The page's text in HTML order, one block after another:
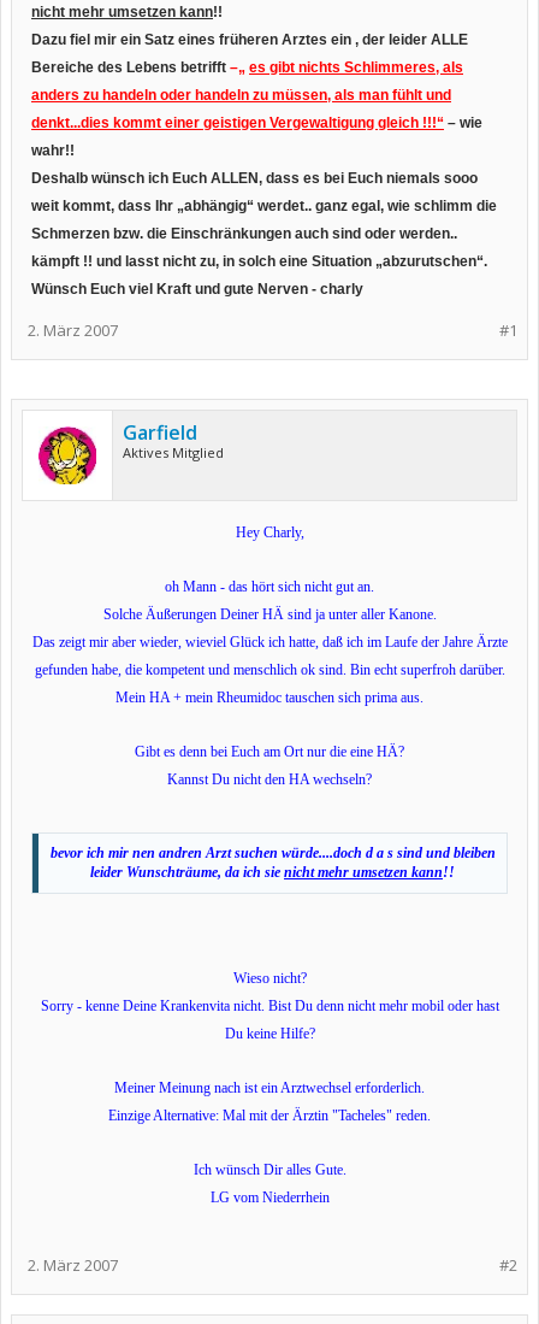
nicht mehr umsetzen kann!!
Dazu fiel mir ein Satz eines früheren Arztes ein , der leider ALLE
Bereiche des Lebens betrifft –„ es gibt nichts Schlimmeres, als
anders zu handeln oder handeln zu müssen, als man fühlt und
denkt...dies kommt einer geistigen Vergewaltigung gleich !!!“ – wie
wahr!!
Deshalb wünsch ich Euch ALLEN, dass es bei Euch niemals sooo
weit kommt, dass Ihr „abhängig“ werdet.. ganz egal, wie schlimm die
Schmerzen bzw. die Einschränkungen auch sind oder werden..
kämpft !! und lasst nicht zu, in solch eine Situation „abzurutschen“.
Wünsch Euch viel Kraft und gute Nerven - charly
#1
2. März 2007
Garfield
Aktives Mitglied
Hey Charly,
oh Mann - das hört sich nicht gut an.
Solche Äußerungen Deiner HÄ sind ja unter aller Kanone.
Das zeigt mir aber wieder, wieviel Glück ich hatte, daß ich im Laufe der Jahre Ärzte
gefunden habe, die kompetent und menschlich ok sind. Bin echt superfroh darüber.
Mein HA + mein Rheumidoc tauschen sich prima aus.
Gibt es denn bei Euch am Ort nur die eine HÄ?
Kannst Du nicht den HA wechseln?
bevor ich mir nen andren Arzt suchen würde....doch d a s sind und bleiben
leider Wunschträume, da ich sie nicht mehr umsetzen kann!!
Wieso nicht?
Sorry - kenne Deine Krankenvita nicht. Bist Du denn nicht mehr mobil oder hast
Du keine Hilfe?
Meiner Meinung nach ist ein Arztwechsel erforderlich.
Einzige Alternative: Mal mit der Ärztin "Tacheles" reden.
Ich wünsch Dir alles Gute.
LG vom Niederrhein
#2
2. März 2007